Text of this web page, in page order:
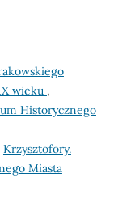
wieku ,
Historycznego
Krzysztofory.
Miasta